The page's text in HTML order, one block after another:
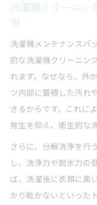
洗濯機クリーニン
果
洗濯機メンテナンスパ
的な洗濯機クリーニン
れます。なぜなら、外
ツ内部に蓄積した汚れ
きるからです。これに
発生を抑え、衛生的な
さらに、分解洗浄を行
し、洗浄力や脱水力の
ば、洗濯後に衣類に黒
かり乾かないといった